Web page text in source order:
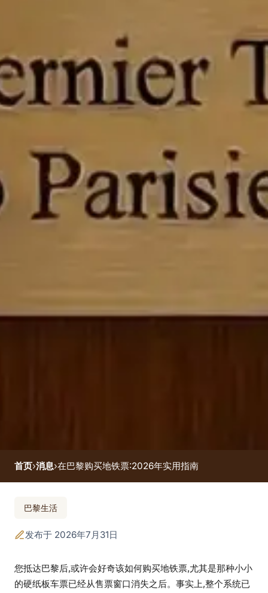
在巴黎购买地铁
票:2026年实用指南
首页›消息›在巴黎购买地铁票:2026年实用指南
巴黎生活
发布于 2026年7月31日
您抵达巴黎后,或许会好奇该如何购买地铁票,尤其是那种小小
的硬纸板车票已经从售票窗口消失之后。事实上,整个系统已